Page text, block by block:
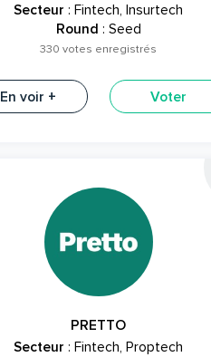
Secteur : Fintech, Insurtech
Round : Seed
330 votes enregistrés
En voir + Voter
PRETTO
Secteur : Fintech, Proptech